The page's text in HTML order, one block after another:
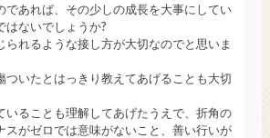
であれば、その少しの成長を大事にしてい
はないでしょうか?
られるような接し方が大切なのでと思いま
ついたとはっきり教えてあげることも大切
いることも理解してあげたうえで、折角の
スがゼロでは意味がないこと、善い行いが